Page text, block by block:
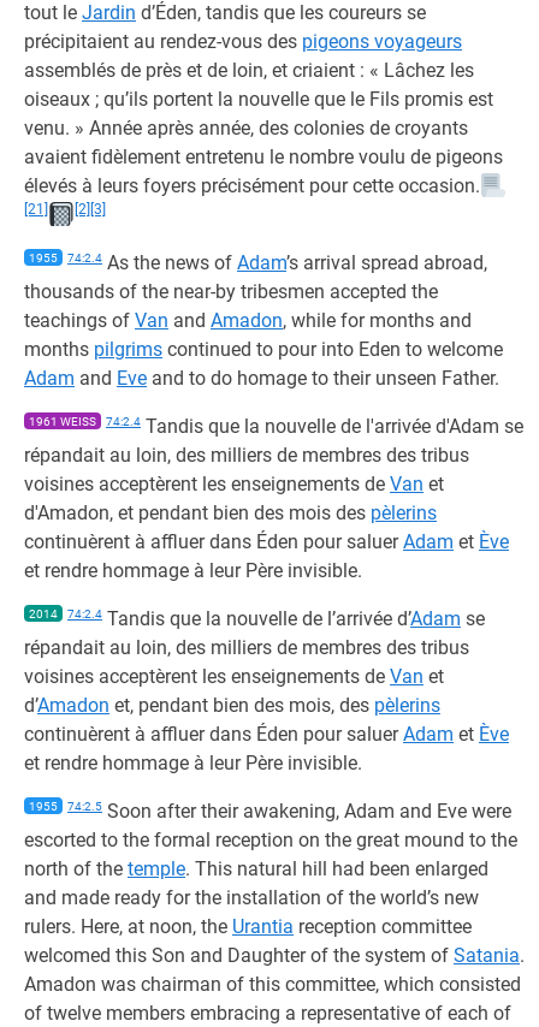
tout le Jardin d’Éden, tandis que les coureurs se
précipitaient au rendez-vous des pigeons voyageurs
assemblés de près et de loin, et criaient : « Lâchez les
oiseaux ; qu’ils portent la nouvelle que le Fils promis est
venu. » Année après année, des colonies de croyants
avaient fidèlement entretenu le nombre voulu de pigeons
élevés à leurs foyers précisément pour cette occasion.
[21] [2] [3]
1955 74:2.4 As the news of Adam’s arrival spread abroad,
thousands of the near-by tribesmen accepted the
teachings of Van and Amadon, while for months and
months pilgrims continued to pour into Eden to welcome
Adam and Eve and to do homage to their unseen Father.
1961 WEISS 74:2.4 Tandis que la nouvelle de l'arrivée d'Adam se
répandait au loin, des milliers de membres des tribus
voisines acceptèrent les enseignements de Van et
d'Amadon, et pendant bien des mois des pèlerins
continuèrent à affluer dans Éden pour saluerAdam et Ève
et rendre hommage à leur Père invisible.
2014 74:2.4 Tandis que la nouvelle de l’arrivée d’Adam se
répandait au loin, des milliers de membres des tribus
voisines acceptèrent les enseignements de Van et
d’Amadon et, pendant bien des mois, des pèlerins
continuèrent à affluer dans Éden pour saluerAdam et Ève
et rendre hommage à leur Père invisible.
1955 74:2.5 Soon after their awakening, Adam and Eve were
escorted to the formal reception on the great mound to the
north of the temple. This natural hill had been enlarged
and made ready for the installation of the world’s new
rulers. Here, at noon, the Urantia reception committee
welcomed this Son and Daughter of the system of Satania.
Amadon was chairman of this committee, which consisted
of twelve members embracing a representative of each of